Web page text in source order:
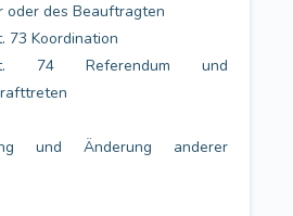
oder des Beauftragten
73 Koordination
74 Referendum und
und Änderung anderer